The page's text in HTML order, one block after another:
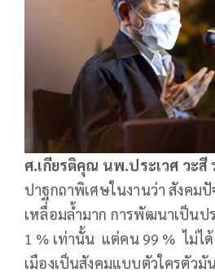
ศ.เกียรติคุณ นพ.ประเวศ วะสี
ปาฐกถาพิเศษในงานว่า สังคม
เหลื่อมล้ำมาก การพัฒนาเป็น
1 % เท่านั้น แต่คน 99 % ไม่ไ
เมืองเป็นสังคมแบบตัวใครตัวมั